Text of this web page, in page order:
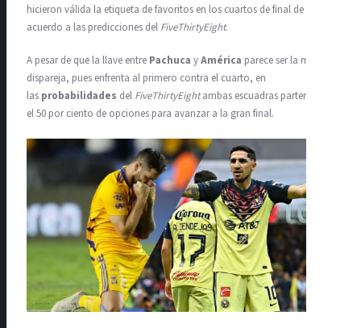
hicieron válida la etiqueta de favoritos en los cuartos de final de
acuerdo a las predicciones del FiveThirtyEight.
A pesar de que la llave entre Pachuca yAmérica parece ser la más
dispareja, pues enfrenta al primero contra el cuarto, en
las probabilidades del FiveThirtyEightambas escuadras parten con
el 50 por ciento de opciones para avanzar a la gran final.